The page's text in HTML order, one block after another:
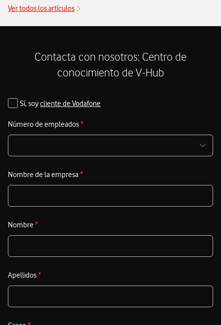
competitivas de 2025
garantizar la máxima productividad y ahorro. El Black
tu plantilla con tecnología de vanguardia y asegurar tu
Ver todos los artículos
Contacta con nosotros: Centro de
conocimiento de V-Hub
Sí, soycliente de Vodafone
Número de empleados*
Nombre de la empresa*
Nombre *
Apellidos*